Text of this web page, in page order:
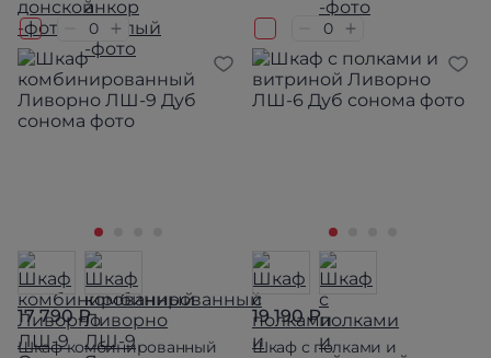
17 790 ₽
Шкаф комбинированный
19 190 ₽
Шкаф с полками и